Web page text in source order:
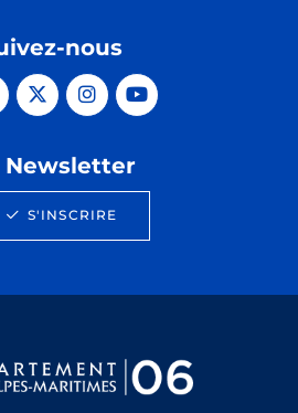
nous
Newsletter
S'INSCRIRE